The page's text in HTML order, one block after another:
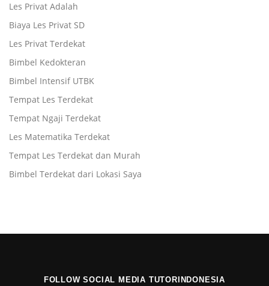
Les Privat Adalah
Biaya Les Privat SD
Les Privat Terdekat
Bimbel Kedokteran
Bimbel Intensif UTBK
Tempat Les Terdekat
Tempat Ngaji Terdekat
Les Matematika Terdekat
Tempat Les Terdekat dan Murah
Bimbel Terdekat dari Lokasi Saya
FOLLOW SOCIAL MEDIA TUTORINDONESIA